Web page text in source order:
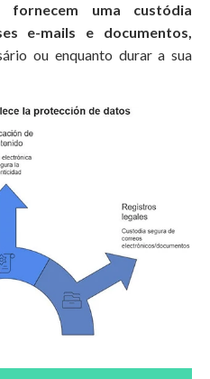
fornecem uma custódia
e-mails e documentos,
ou enquanto durar a sua